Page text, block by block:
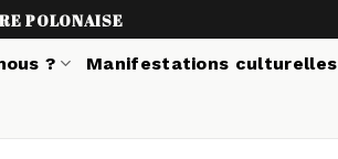
POLONAISE
? Manifestations culturelles